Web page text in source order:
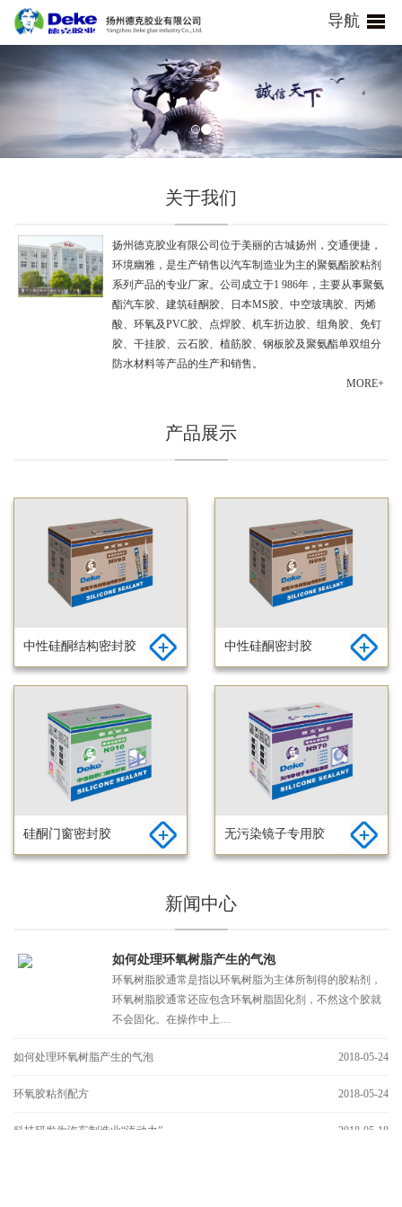
导航
关于我们
扬州德克胶业有限公司位于美丽的古城扬州，交通便捷，
环境幽雅，是生产销售以汽车制造业为主的聚氨酯胶粘剂
系列产品的专业厂家。公司成立于1 986年，主要从事聚氨
酯汽车胶、建筑硅酮胶、日本MS胶、中空玻璃胶、丙烯
酸、环氧及PVC胶、点焊胶、机车折边胶、组角胶、免钉
胶、干挂胶、云石胶、植筋胶、钢板胶及聚氨酯单双组分
防水材料等产品的生产和销售。
MORE+
产品展示
中性硅酮结构密封胶 中性硅酮密封胶
硅酮门窗密封胶 无污染镜子专用胶
新闻中心
如何处理环氧树脂产生的气泡
环氧树脂胶通常是指以环氧树脂为主体所制得的胶粘剂，
环氧树脂胶通常还应包含环氧树脂固化剂，不然这个胶就
不会固化。在操作中上…
如何处理环氧树脂产生的气泡 2018-05-24
环氧胶粘剂配方 2018-05-24
科技研发为汽车制造业“添动力”… 2018-05-18